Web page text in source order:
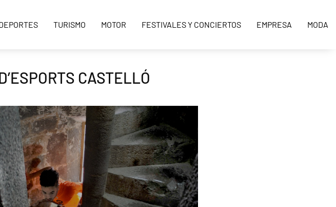
TURISMO MOTOR FESTIVALES Y CONCIERTOS EMPRESA MODA
CASTELLÓ